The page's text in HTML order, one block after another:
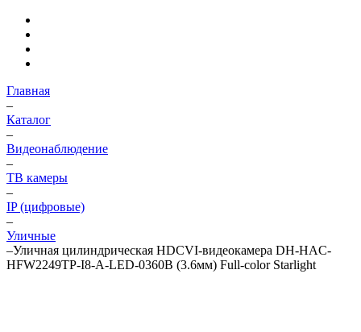
Главная
–
Каталог
–
Видеонаблюдение
–
ТВ камеры
–
IP (цифровые)
–
Уличные
–Уличная цилиндрическая HDCVI-видеокамера DH-HAC-
HFW2249TP-I8-A-LED-0360B (3.6мм) Full-color Starlight